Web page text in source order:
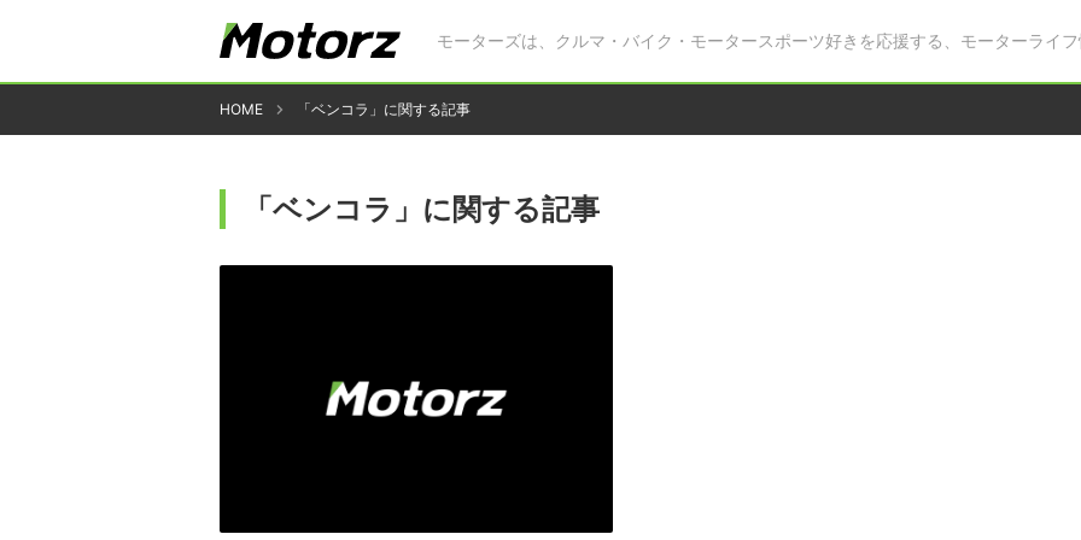
モーターズは、クルマ・バイク・モータースポーツ好きを応援する、モーターライフ
HOME 「ベンコラ」に関する記事
「ベンコラ」に関する記事